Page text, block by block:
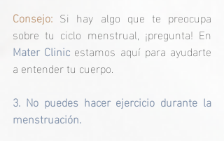
Consejo: Si hay algo que te preocupa
Mater Clinic estamos aquí para ayudarte
a entender tu cuerpo.
3. No puedes hacer ejercicio durante la
menstruación.